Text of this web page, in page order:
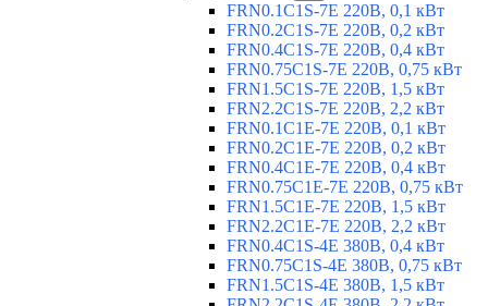
FRN0.1C1S-7E 220В, 0,1 кВт
FRN0.2C1S-7E 220В, 0,2 кВт
FRN0.4C1S-7E 220В, 0,4 кВт
FRN0.75C1S-7E 220В, 0,75 кВт
FRN1.5C1S-7E 220В, 1,5 кВт
FRN2.2C1S-7E 220В, 2,2 кВт
FRN0.1C1E-7E 220В, 0,1 кВт
FRN0.2C1E-7E 220В, 0,2 кВт
FRN0.4C1E-7E 220В, 0,4 кВт
FRN0.75C1E-7E 220В, 0,75 кВт
FRN1.5C1E-7E 220В, 1,5 кВт
FRN2.2C1E-7E 220В, 2,2 кВт
FRN0.4C1S-4E 380В, 0,4 кВт
FRN0.75C1S-4E 380В, 0,75 кВт
FRN1.5C1S-4E 380В, 1,5 кВт